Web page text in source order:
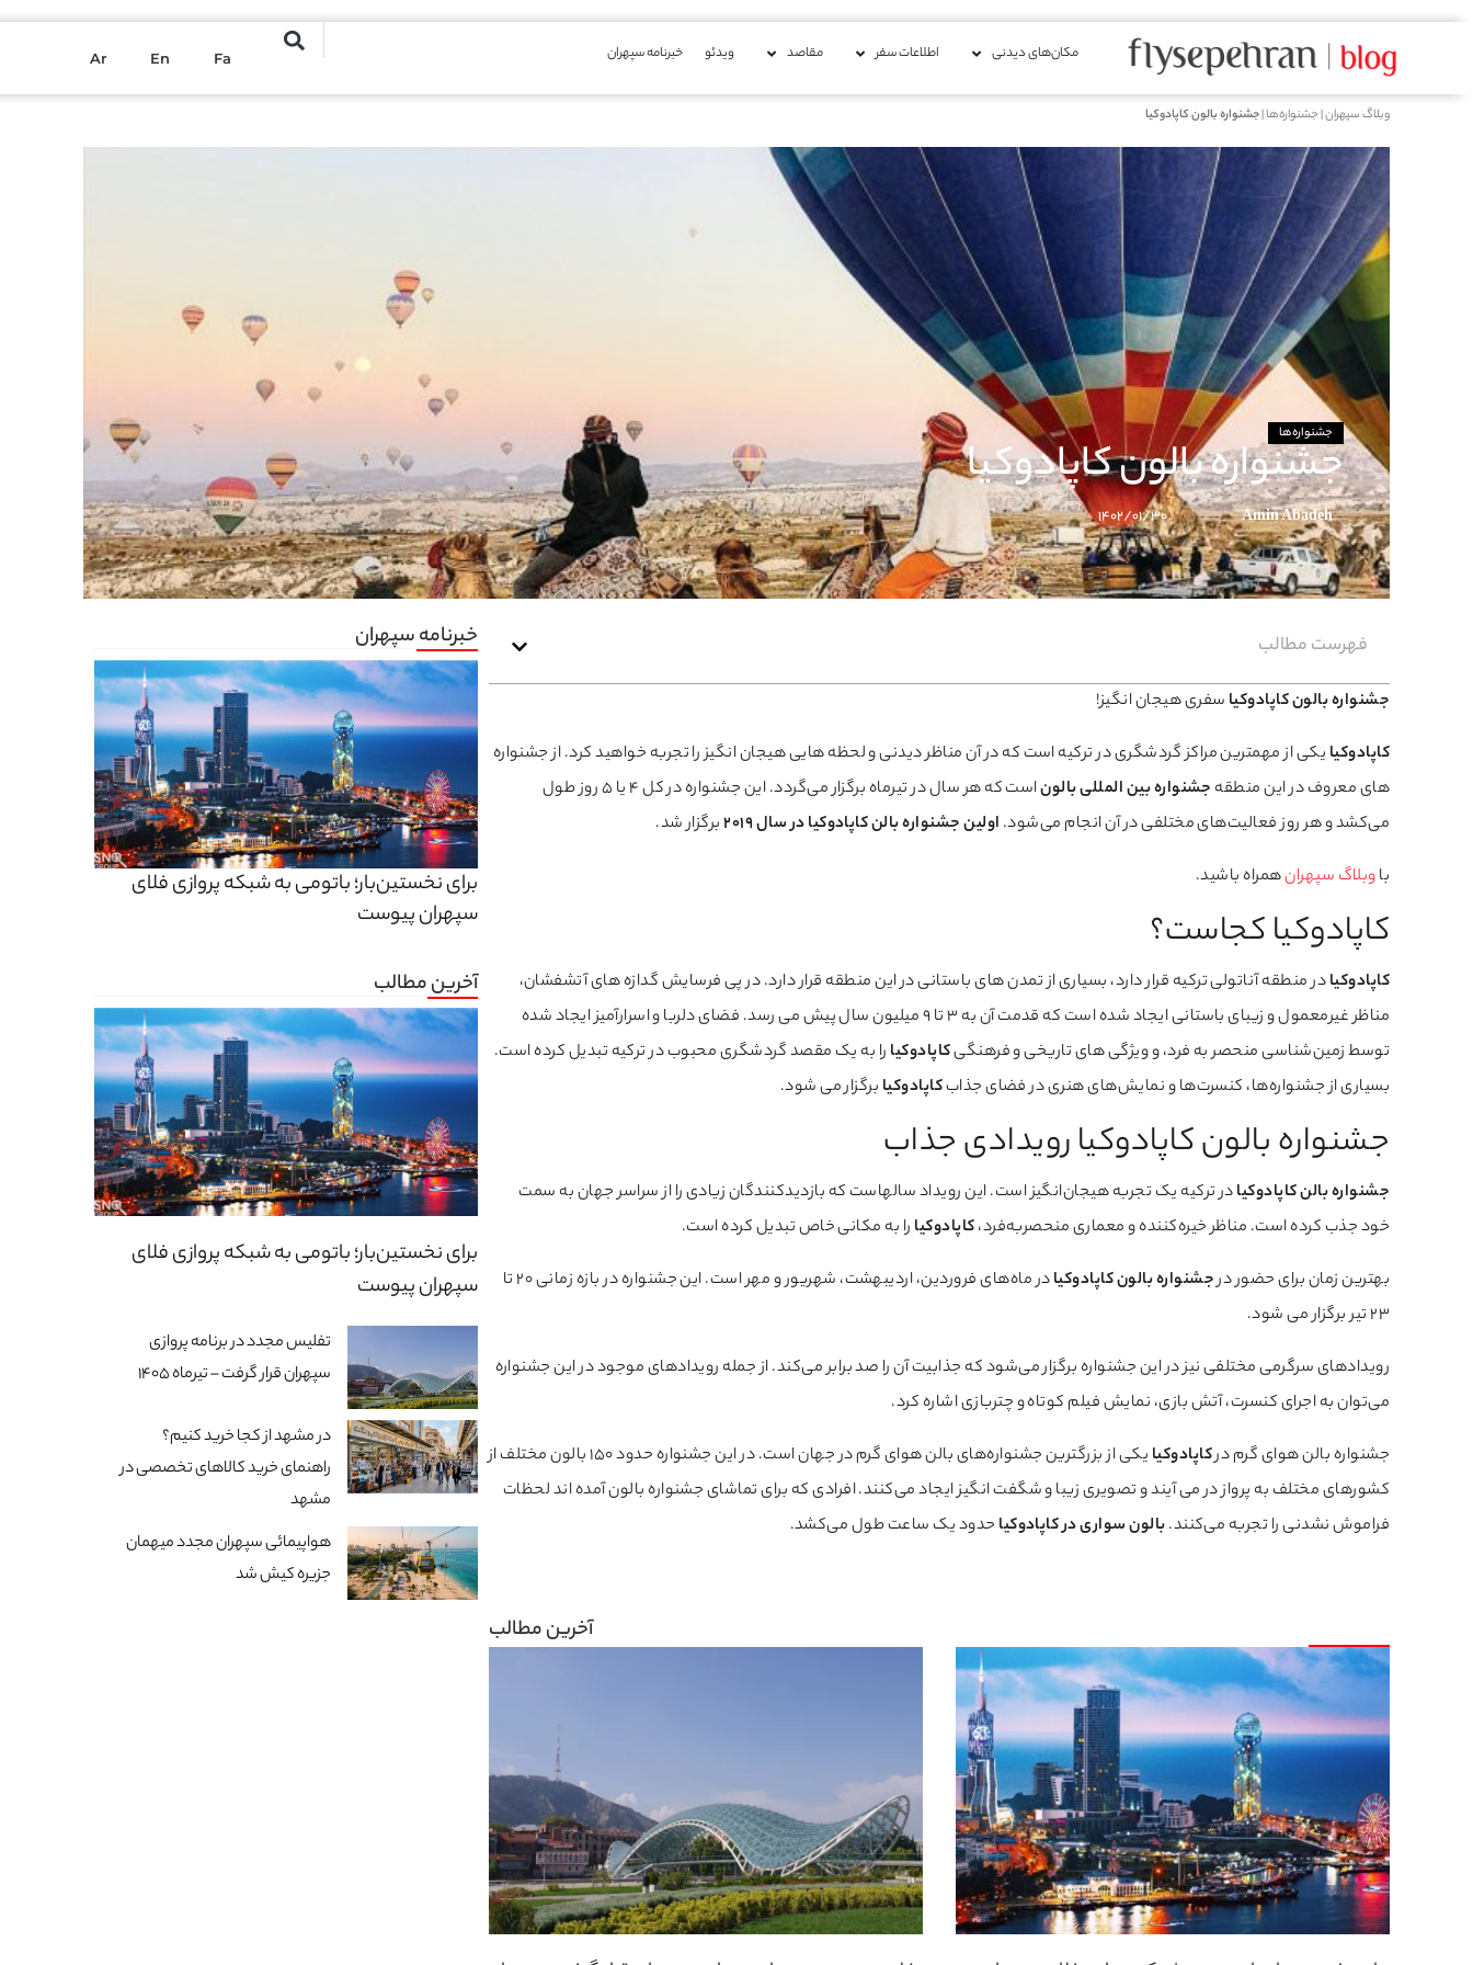
مکان‌های دیدنی اطلاعات سفر مقاصد ویدئو خبرنامه سپهران Fa
En
Ar
وبلاگ سپهران|جشنواره‌ها|جشنواره بالون کاپادوکیا
جشنواره‌ها
جشنواره بالون کاپادوکیا
Amin Abadeh ۱۴۰۲/۰۱/۳۰
فهرست مطالب
جشنواره بالون کاپادوکیا سفری هیجان انگیز!
کاپادوکیا یکی از مهمترین مراکز گردشگری در ترکیه است که در آن مناظر دیدنی و لحظه هایی هیجان انگیز را تجربه خواهید کرد. از جشنواره
های معروف در این منطقه جشنواره بین المللی بالون
است که هر سال در تیرماه برگزار می‌گردد. این جشنواره در کل 4 یا 5 روز طول
می‌کشد و هر روز فعالیت‌های مختلفی در آن انجام می‌شود. اولین جشنواره بالن کاپادوکیا در سال 2019
برگزار شد.
باوبلاگ سپهرانهمراه باشید.
کاپادوکیا کجاست؟
کاپادوکیادر منطقه آناتولی ترکیه قرار دارد، بسیاری از تمدن های باستانی در این منطقه قرار دارد. در پی فرسایش گدازه های آتشفشان،
مناظر غیرمعمول و زیبای باستانی ایجاد شده است که قدمت آن به 3 تا 9 میلیون سال پیش می رسد. فضای دلربا و اسرارآمیز ایجاد شده
توسط زمین‌شناسی منحصر به فرد، و ویژگی های تاریخی و فرهنگیکاپادوکیا را به یک مقصد گردشگری محبوب در ترکیه تبدیل کرده است.
بسیاری از جشنواره‌ها، کنسرت‌ها و نمایش‌های هنری در فضای جذابکاپادوکیا برگزار می شود.
جشنواره بالون کاپادوکیا رویدادی جذاب
جشنواره بالن کاپادوکیادر ترکیه یک تجربه هیجان‌انگیز است. این رویداد سالهاست که بازدیدکنندگان زیادی را از سراسر جهان به سمت
خود جذب کرده است. مناظر خیره‌کننده و معماری منحصر‌به‌فرد،کاپادوکیا را به مکانی خاص تبدیل کرده است.
بهترین زمان برای حضور درجشنواره بالون کاپادوکیا
در ماه‌های فروردین، اردیبهشت، شهریور و مهر است. این جشنواره در بازه زمانی 20 تا
23 تیر برگزار می شود.
رویدادهای سرگرمی مختلفی نیز در این جشنواره برگزار می‌شود که جذابیت آن را صد برابر می‌کند. از جمله رویدادهای موجود در این جشنواره
می‌توان به اجرای کنسرت، آتش بازی، نمایش فیلم کوتاه و چتربازی اشاره کرد.
جشنواره بالن هوای گرم درکاپادوکیا
یکی از بزرگترین جشنواره‌های بالن هوای گرم در جهان است. در این جشنواره حدود 150 بالون مختلف از
کشورهای مختلف به پرواز در می آیند و تصویری زیبا و شگفت انگیز ایجاد می‌کنند. افرادی که برای تماشای جشنواره بالون آمده اند لحظات
فراموش نشدنی را تجربه می‌کنند.بالون سواری در کاپادوکیا حدود یک ساعت طول می‌کشد.
خبرنامه سپهران
برای نخستین‌بار؛ باتومی به شبکه پروازی فلای
سپهران پیوست
آخرین مطالب
برای نخستین‌بار؛ باتومی به شبکه پروازی فلای
سپهران پیوست
تفلیس مجدد در برنامه پروازی
سپهران قرار گرفت – تیرماه 1405
در مشهد از کجا خرید کنیم؟
راهنمای خرید کالاهای تخصصی در
مشهد
هواپیمائی سپهران مجدد میهمان
جزیره کیش شد